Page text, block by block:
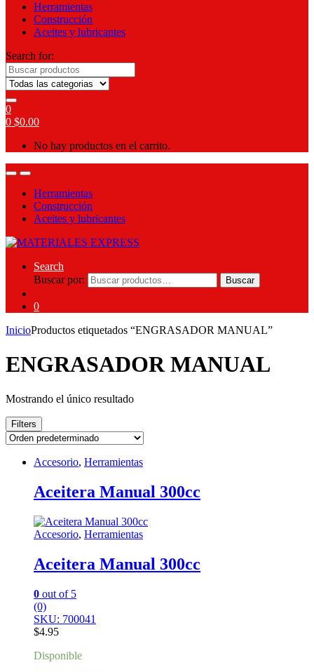
Herramientas
Construcción
Aceites y lubricantes
Search for:
0
0 $0.00
No hay productos en el carrito.
Herramientas
Construcción
Aceites y lubricantes
Search
Buscar por:
Buscar
0
InicioProductos etiquetados “ENGRASADOR MANUAL”
ENGRASADOR MANUAL
Mostrando el único resultado
Filters
Accesorio, Herramientas
Aceitera Manual 300cc
Accesorio, Herramientas
Aceitera Manual 300cc
0 out of 5
(0)
SKU: 700041
$4.95
Disponible